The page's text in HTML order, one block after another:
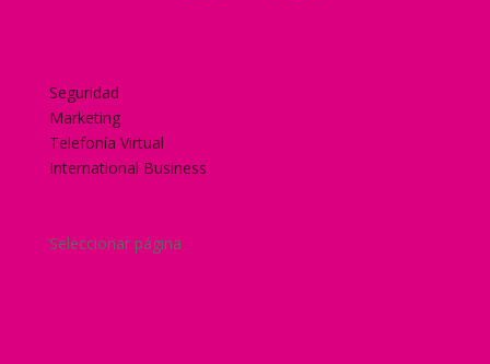
Seguridad
Marketing
Telefonía Virtual
International Business
Seleccionar página